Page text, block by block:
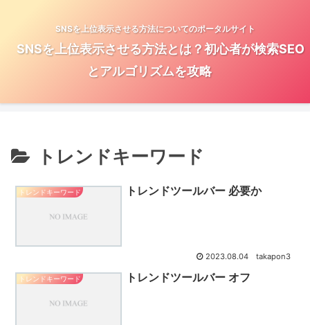
SNSを上位表示させる方法についてのポータルサイト
SNSを上位表示させる方法とは？初心者が検索SEO
とアルゴリズムを攻略
トレンドキーワード
トレンドキーワード トレンドツールバー 必要か
2023.08.04 takapon3
トレンドキーワード トレンドツールバー オフ